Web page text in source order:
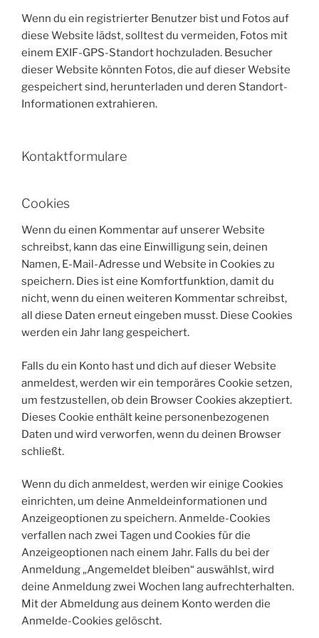
Wenn du ein registrierter Benutzer bist und Fotos auf
diese Website lädst, solltest du vermeiden, Fotos mit
einem EXIF-GPS-Standort hochzuladen. Besucher
dieser Website könnten Fotos, die auf dieser Website
gespeichert sind, herunterladen und deren Standort-
Informationen extrahieren.
Kontaktformulare
Cookies
Wenn du einen Kommentar auf unserer Website
schreibst, kann das eine Einwilligung sein, deinen
Namen, E-Mail-Adresse und Website in Cookies zu
speichern. Dies ist eine Komfortfunktion, damit du
nicht, wenn du einen weiteren Kommentar schreibst,
all diese Daten erneut eingeben musst. Diese Cookies
werden ein Jahr lang gespeichert.
Falls du ein Konto hast und dich auf dieser Website
anmeldest, werden wir ein temporäres Cookie setzen,
um festzustellen, ob dein Browser Cookies akzeptiert.
Dieses Cookie enthält keine personenbezogenen
Daten und wird verworfen, wenn du deinen Browser
schließt.
Wenn du dich anmeldest, werden wir einige Cookies
einrichten, um deine Anmeldeinformationen und
Anzeigeoptionen zu speichern. Anmelde-Cookies
verfallen nach zwei Tagen und Cookies für die
Anzeigeoptionen nach einem Jahr. Falls du bei der
Anmeldung „Angemeldet bleiben“ auswählst, wird
deine Anmeldung zwei Wochen lang aufrechterhalten.
Mit der Abmeldung aus deinem Konto werden die
Anmelde-Cookies gelöscht.